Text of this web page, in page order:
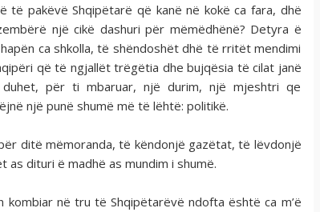
të pakëvë Shqipëtarë që kanë në kokë ca fara, dhë
një cikë dashuri për mëmëdhënë? Detyra ë
ca shkolla, të shëndoshët dhë të rritët mendimi
që të ngjallët trëgëtia dhe bujqësia të cilat janë
për ti mbaruar, një durim, një mjeshtri qe
një punë shumë më të lëhtë: politikë.
ditë mëmoranda, të këndonjë gazëtat, të lëvdonjë
dituri ë madhë as mundim i shumë.
në tru të Shqipëtarëvë ndofta është ca m’ë